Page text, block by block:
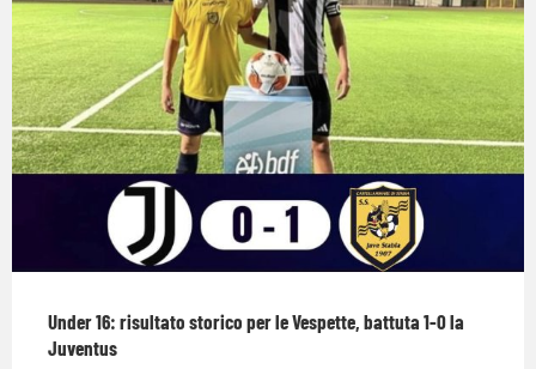
Under 16: risultato storico per le Vespette, battuta 1-0 la
Juventus